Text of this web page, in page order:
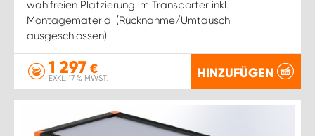
wahlfreien Platzierung im Transporter inkl.
Montagematerial (Rücknahme/Umtausch
ausgeschlossen)
1 297 €
EXKL. 17 % MWST. HINZUFÜGEN